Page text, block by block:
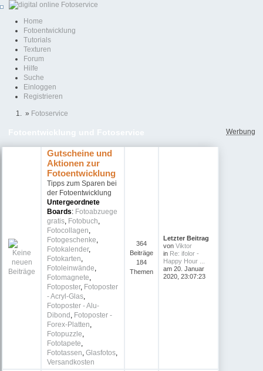
Home
Fotoentwicklung
Tutorials
Texturen
Forum
Hilfe
Suche
Einloggen
Registrieren
» Fotoservice
Gutscheine und
Aktionen zur
Fotoentwicklung
Tipps zum Sparen bei
der Fotoentwicklung
Untergeordnete
Boards: Fotoabzuege
gratis, Fotobuch,
Fotocollagen,
Fotogeschenke,
Fotokalender,
Fotokarten,
Fotoleinwände,
Fotomagnete,
Fotoposter, Fotoposter
- Acryl-Glas,
Fotoposter - Alu-
Dibond , Fotoposter -
Forex-Platten,
Fotopuzzle,
Fototapete,
Fototassen, Glasfotos,
Versandkosten
364
Beiträge
184
Themen
Letzter Beitrag
vonViktor
in Re: ifolor -
Happy Hour ...
am 20. Januar
2020, 23:07:23
Werbung